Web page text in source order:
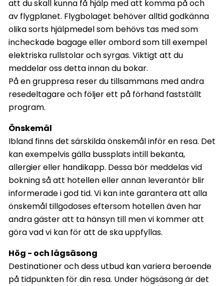
att du skall kunna få hjälp med att komma på och
av flygplanet. Flygbolaget behöver alltid godkänna
olika sorts hjälpmedel som behövs tas med som
incheckade bagage eller ombord som till exempel
elektriska rullstolar och syrgas. Viktigt att du
meddelar oss detta innan du bokar.
På en gruppresa reser du tillsammans med andra
resedeltagare och följer ett på förhand fastställt
program.
Önskemål
Ibland finns det särskilda önskemål inför en resa. Det
kan exempelvis gälla bussplats intill bekanta,
allergier eller handikapp. Dessa bör meddelas vid
bokning så att hotellen eller annan leverantör blir
informerade i god tid. Vi kan inte garantera att alla
önskemål tillgodoses eftersom hotellen även har
andra gäster att ta hänsyn till men vi kommer att
göra vad vi kan för att de ska uppfyllas.
Hög - och lågsäsong
Destinationer och dess utbud kan variera beroende
på tidpunkten för din resa. Under högsäsong är det